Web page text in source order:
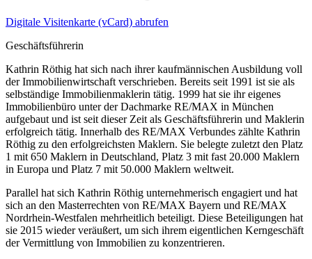
Digitale Visitenkarte (vCard) abrufen
Geschäftsführerin
Kathrin Röthig hat sich nach ihrer kaufmännischen Ausbildung voll
der Immobilienwirtschaft verschrieben. Bereits seit 1991 ist sie als
selbständige Immobilienmaklerin tätig. 1999 hat sie ihr eigenes
Immobilienbüro unter der Dachmarke RE/MAX in München
aufgebaut und ist seit dieser Zeit als Geschäftsführerin und Maklerin
erfolgreich tätig. Innerhalb des RE/MAX Verbundes zählte Kathrin
Röthig zu den erfolgreichsten Maklern. Sie belegte zuletzt den Platz
1 mit 650 Maklern in Deutschland, Platz 3 mit fast 20.000 Maklern
in Europa und Platz 7 mit 50.000 Maklern weltweit.
Parallel hat sich Kathrin Röthig unternehmerisch engagiert und hat
sich an den Masterrechten von RE/MAX Bayern und RE/MAX
Nordrhein-Westfalen mehrheitlich beteiligt. Diese Beteiligungen hat
sie 2015 wieder veräußert, um sich ihrem eigentlichen Kerngeschäft
der Vermittlung von Immobilien zu konzentrieren.